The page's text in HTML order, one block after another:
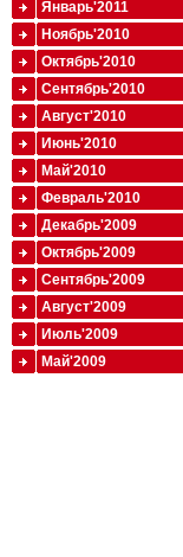
Январь'2011
Ноябрь'2010
Октябрь'2010
Сентябрь'2010
Август'2010
Июнь'2010
Май'2010
Февраль'2010
Декабрь'2009
Октябрь'2009
Сентябрь'2009
Август'2009
Июль'2009
Май'2009